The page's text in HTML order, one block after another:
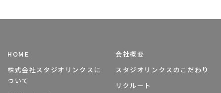
HOME
株式会社スタジオリンクスに
ついて
会社概要
スタジオリンクスのこだわり
リクルート